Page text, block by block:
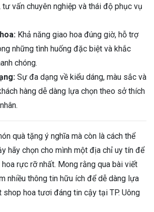
tư vấn chuyên nghiệp và thái độ phục vụ
Khả năng giao hoa đúng giờ, hỗ trợ
những tình huống đặc biệt và khắc
chóng.
Sự đa dạng về kiểu dáng, màu sắc và
hàng dễ dàng lựa chọn theo sở thích
quà tặng ý nghĩa mà còn là cách thể
hãy chọn cho mình một địa chỉ uy tín để
rực rỡ nhất. Mong rằng qua bài viết
nhiều thông tin hữu ích để dễ dàng lựa
shop hoa tươi đáng tin cậy tại TP. Uông